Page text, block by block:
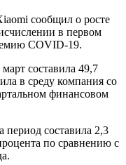
сообщил о росте
в первом
COVID-19.
составила 49,7
в среду компания со
финансовом
период составила 2,3
по сравнению с